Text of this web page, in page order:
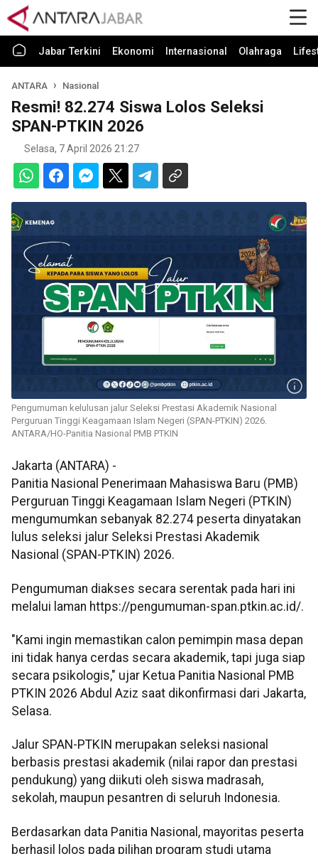
Jabar Terkini Ekonomi Internasional Olahraga
ANTARA Nasional
Resmi! 82.274 Siswa Lolos Seleksi
SPAN-PTKIN 2026
Selasa, 7 April 2026 21:27
Pengumuman kelulusan jalur Seleksi Prestasi Akademik Nasional
Perguruan Tinggi Keagamaan Islam Negeri (SPAN-PTKIN) 2026.
ANTARA/HO-Panitia Nasional PMB PTKIN
Jakarta (ANTARA) -
Panitia Nasional Penerimaan Mahasiswa Baru (PMB)
Perguruan Tinggi Keagamaan Islam Negeri (PTKIN)
mengumumkan sebanyak 82.274 peserta dinyatakan
lulus seleksi jalur Seleksi Prestasi Akademik
Nasional (SPAN-PTKIN) 2026.
Pengumuman diakses secara serentak pada hari ini
melalui laman https://pengumuman-span.ptkin.ac.id/.
"Kami ingin memastikan calon pemimpin masa depan
ini tidak hanya cerdas secara akademik, tapi juga siap
secara psikologis," ujar Ketua Panitia Nasional PMB
PTKIN 2026 Abdul Aziz saat dikonfirmasi dari Jakarta,
Selasa.
Jalur SPAN-PTKIN merupakan seleksi nasional
berbasis prestasi akademik (nilai rapor dan prestasi
pendukung) yang diikuti oleh siswa madrasah,
sekolah, maupun pesantren di seluruh Indonesia.
Berdasarkan data Panitia Nasional, mayoritas peserta
berhasil lolos pada pilihan program studi utama